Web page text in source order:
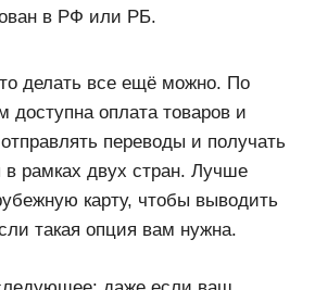
в РФ или РБ.
делать все ещё можно. По
доступна оплата товаров и
переводы и получать
в рамках двух стран. Лучше
карту, чтобы выводить
такая опция вам нужна.